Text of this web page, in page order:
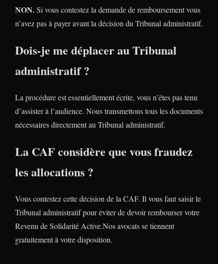
NON.Si vous contestez la demande de remboursement vous
n’avez pas à payer avant la décision du Tribunal administratif.
Dois-je me déplacer au Tribunal
administratif ?
La procédure est essentiellement écrite, vous n’êtes pas tenu
d’assister à l’audience. Nous transmettons tous les documents
nécessaires directement au Tribunal administratif.
La CAF considère que vous fraudez
les allocations ?
Vous contestez cette décision de la CAF. Il vous faut saisir le
Tribunal administratif pour éviter de devoir rembourser votre
Revenu de Solidarité Active.Nos avocats se tiennent
gratuitement à votre disposition.